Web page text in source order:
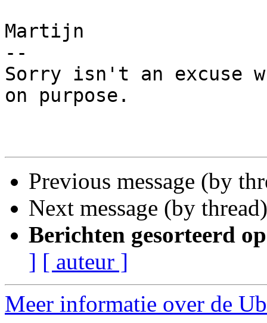
Martijn
--
Sorry isn't an excuse
on purpose.
Previous message (by
Next message (by
Berichten gesorteerd
] [ auteur ]
Meer informatie over de